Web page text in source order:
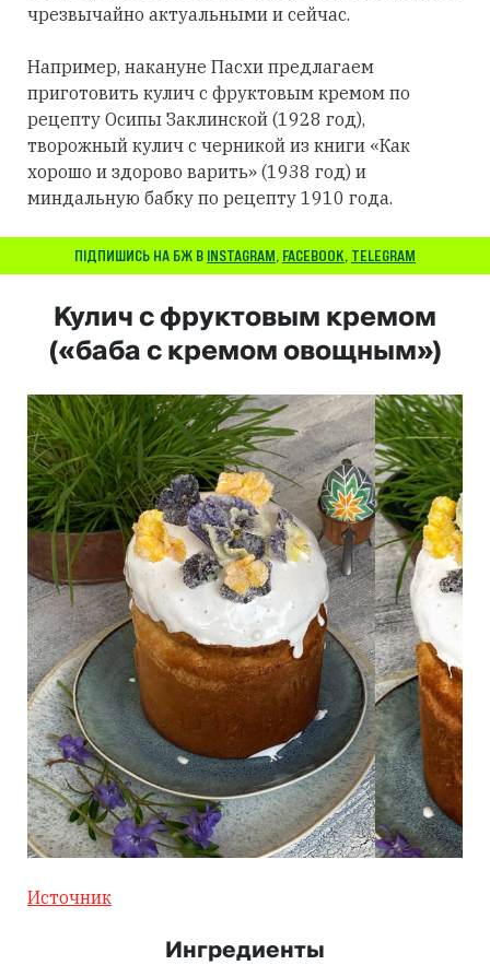
чрезвычайно актуальными и сейчас.
Например, накануне Пасхи предлагаем
приготовить кулич с фруктовым кремом по
рецепту Осипы Заклинской (1928 год),
творожный кулич с черникой из книги «Как
хорошо и здорово варить» (1938 год) и
миндальную бабку по рецепту 1910 года.
ПІДПИШИСЬ НА БЖ В INSTAGRAM, FACEBOOK, TELEGRAM
Кулич с фруктовым кремом
(«баба с кремом овощным»)
Источник
Ингредиенты